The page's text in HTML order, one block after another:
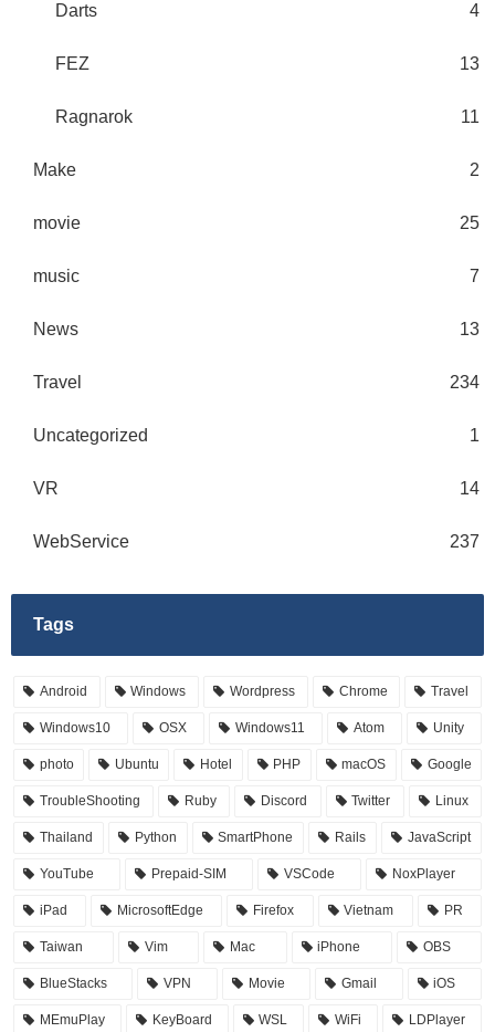
Darts 4
FEZ 13
Ragnarok 11
Make 2
movie 25
music 7
News 13
Travel 234
Uncategorized 1
VR 14
WebService 237
Tags
Android Windows Wordpress Chrome Travel
Windows10 OSX Windows11 Atom Unity
photo Ubuntu Hotel PHP macOS Google
TroubleShooting Ruby Discord Twitter Linux
Thailand Python SmartPhone Rails JavaScript
YouTube Prepaid-SIM VSCode NoxPlayer
iPad MicrosoftEdge Firefox Vietnam PR
Taiwan Vim Mac iPhone OBS
BlueStacks VPN Movie Gmail iOS
MEmuPlay KeyBoard WSL WiFi LDPlayer